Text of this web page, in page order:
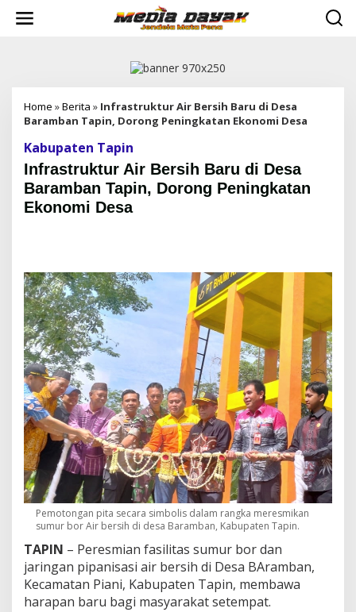
Home »Berita » Infrastruktur Air Bersih Baru di Desa
Baramban Tapin, Dorong Peningkatan Ekonomi Desa
Kabupaten Tapin
Infrastruktur Air Bersih Baru di Desa
Baramban Tapin, Dorong Peningkatan
Ekonomi Desa
Pemotongan pita secara simbolis dalam rangka meresmikan
sumur bor Air bersih di desa Baramban, Kabupaten Tapin.
TAPIN – Peresmian fasilitas sumur bor dan
jaringan pipanisasi air bersih di Desa BAramban,
Kecamatan Piani, Kabupaten Tapin, membawa
harapan baru bagi masyarakat setempat.